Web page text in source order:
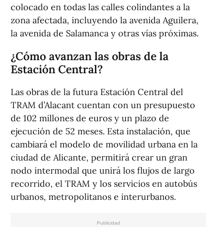
colocado en todas las calles colindantes a la
zona afectada, incluyendo la avenida Aguilera,
la avenida de Salamanca y otras vías próximas.
¿Cómo avanzan las obras de la
Estación Central?
Las obras de la futura Estación Central del
TRAM d’Alacant cuentan con un presupuesto
de 102 millones de euros y un plazo de
ejecución de 52 meses. Esta instalación, que
cambiará el modelo de movilidad urbana en la
ciudad de Alicante, permitirá crear un gran
nodo intermodal que unirá los flujos de largo
recorrido, el TRAM y los servicios en autobús
urbanos, metropolitanos e interurbanos.